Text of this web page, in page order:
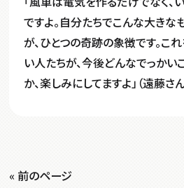
ですよ。自分たちでこんな大きな
が、ひとつの奇跡の象徴です。こ
い人たちが、今後どんなでっかい
か、楽しみにしてますよ」（遠藤さん
« 前のページ